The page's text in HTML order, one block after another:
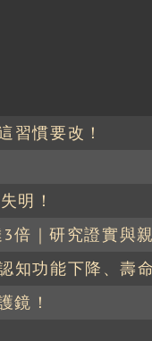
習慣要改！
明！
倍｜研究證實與
知功能下降、壽
鏡！